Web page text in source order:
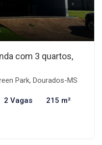
com 3 quartos,
Park, Dourados-MS
2 Vagas 215 m²